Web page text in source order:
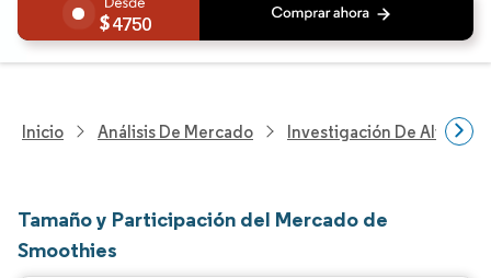
4750
Inicio Análisis De Mercado Investigación De
Tamaño y Participación del Mercado de
Smoothies